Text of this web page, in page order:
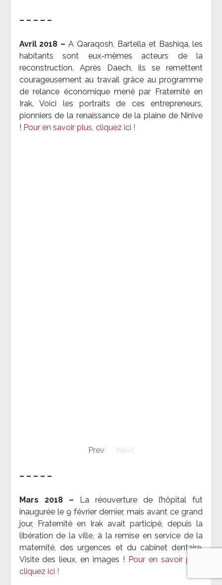
– – – – –
Avril 2018 –A Qaraqosh, Bartella et Bashiqa, les
habitants sont eux-mêmes acteurs de la
reconstruction. Après Daech, ils se remettent
courageusement au travail grâce au programme
de relance économique mené par Fraternité en
Irak. Voici les portraits de ces entrepreneurs,
pionniers de la renaissance de la plaine de Ninive
! Pour en savoir plus, cliquez ici !
Prev Next
– – – – –
Mars 2018 –
La réouverture de l’hôpital fut
inaugurée le 9 février dernier, mais avant ce grand
jour, Fraternité en Irak avait participé, depuis la
libération de la ville, à la remise en service de la
maternité, des urgences et du cabinet dentaire.
Visite des lieux, en images ! Pour en savoir plus,
cliquez ici !